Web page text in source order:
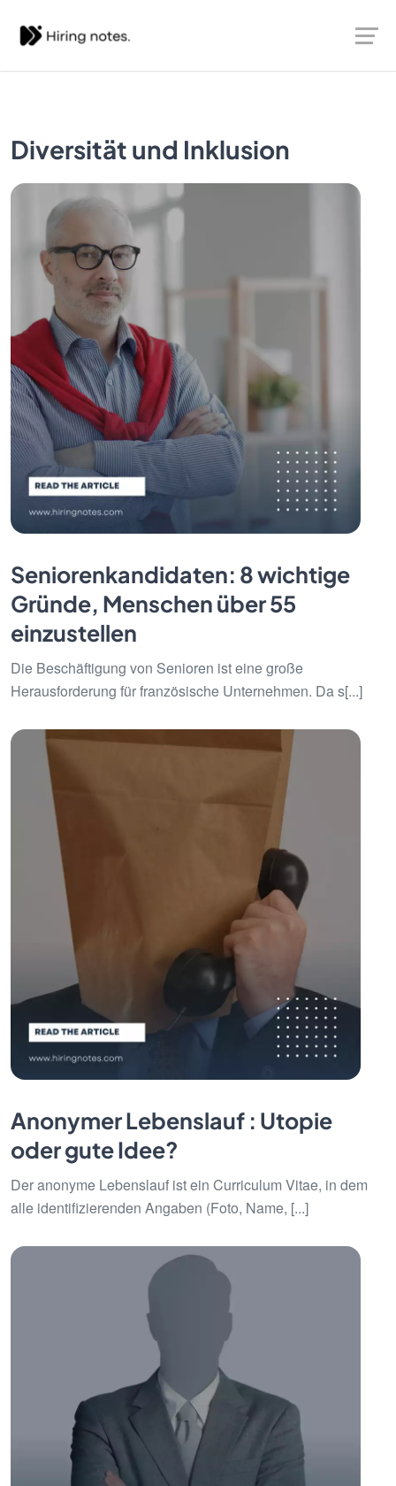
Diversität und Inklusion
Seniorenkandidaten: 8 wichtige
Gründe, Menschen über 55
einzustellen
Die Beschäftigung von Senioren ist eine große
Herausforderung für französische Unternehmen. Da s[...]
Anonymer Lebenslauf : Utopie
oder gute Idee?
Der anonyme Lebenslauf ist ein Curriculum Vitae, in dem
alle identifizierenden Angaben (Foto, Name, [...]